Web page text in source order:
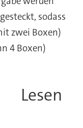
sodass
zwei Boxen)
4 Boxen)
Lesen